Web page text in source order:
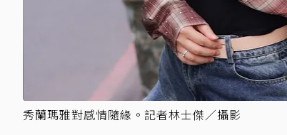
秀蘭瑪雅對感情隨緣。記者林士傑／攝影